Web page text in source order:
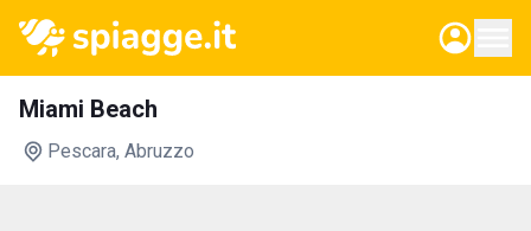
Miami Beach
Pescara, Abruzzo